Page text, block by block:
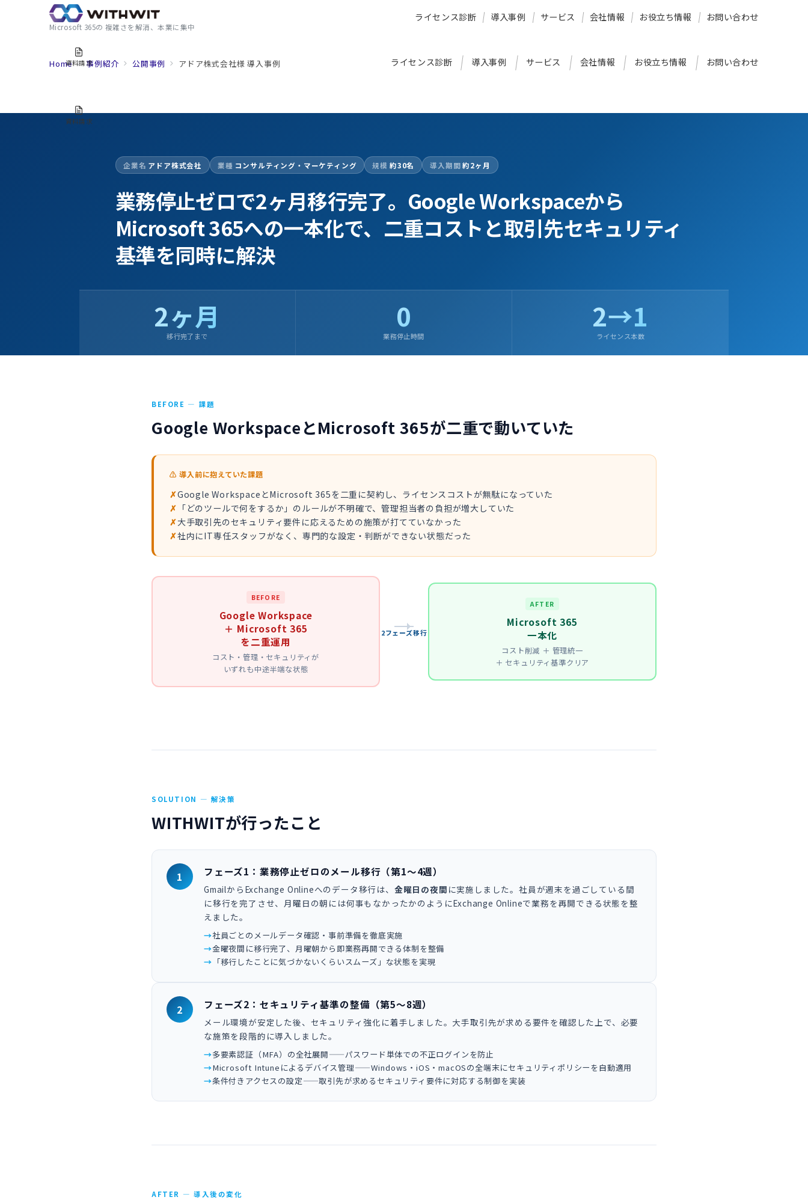
Microsoft 365の 複雑さを解消、本業に集中
ライセンス診断 導入事例 サービス 会社情報 お役立ち情報 お問い合わせ
資料請求
ライセンス診断 導入事例 サービス 会社情報 お役立ち情報 お問い合わせ
資料請求
Home 事例紹介 公開事例 アドア株式会社様 導入事例
企業名 アドア株式会社 業種 コンサルティング・マーケティング 規模 約30名 導入期間 約2ヶ月
業務停止ゼロで2ヶ月移行完了。Google Workspaceから
Microsoft 365への一本化で、二重コストと取引先セキュリティ
基準を同時に解決
2ヶ月
移行完了まで
0
業務停止時間
2→1
ライセンス本数
BEFORE — 課題
Google WorkspaceとMicrosoft 365が二重で動いていた
⚠ 導入前に抱えていた課題
Google WorkspaceとMicrosoft 365を二重に契約し、ライセンスコストが無駄になっていた
「どのツールで何をするか」のルールが不明確で、管理担当者の負担が増大していた
大手取引先のセキュリティ要件に応えるための施策が打てていなかった
社内にIT専任スタッフがなく、専門的な設定・判断ができない状態だった
BEFORE
Google Workspace
＋ Microsoft 365
を二重運用
コスト・管理・セキュリティが
いずれも中途半端な状態
2フェーズ移行
AFTER
Microsoft 365
一本化
コスト削減 ＋ 管理統一
＋ セキュリティ基準クリア
SOLUTION — 解決策
WITHWITが行ったこと
1 フェーズ1：業務停止ゼロのメール移行（第1〜4週）
GmailからExchange Onlineへのデータ移行は、 金曜日の夜間 に実施しました。社員が週末を過ごしている間
に移行を完了させ、月曜日の朝には何事もなかったかのようにExchange Onlineで業務を再開できる状態を整
えました。
社員ごとのメールデータ確認・事前準備を徹底実施
金曜夜間に移行完了、月曜朝から即業務再開できる体制を整備
「移行したことに気づかないくらいスムーズ」な状態を実現
2 フェーズ2：セキュリティ基準の整備（第5〜8週）
メール環境が安定した後、セキュリティ強化に着手しました。大手取引先が求める要件を確認した上で、必要
な施策を段階的に導入しました。
多要素認証（MFA）の全社展開——パスワード単体での不正ログインを防止
Microsoft Intuneによるデバイス管理——Windows・iOS・macOSの全端末にセキュリティポリシーを自動適用
条件付きアクセスの設定——取引先が求めるセキュリティ要件に対応する制御を実装
AFTER — 導入後の変化